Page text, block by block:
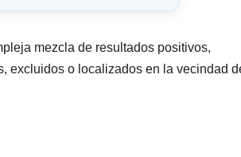
mezcla de resultados positivos,
excluidos o localizados en la vecindad